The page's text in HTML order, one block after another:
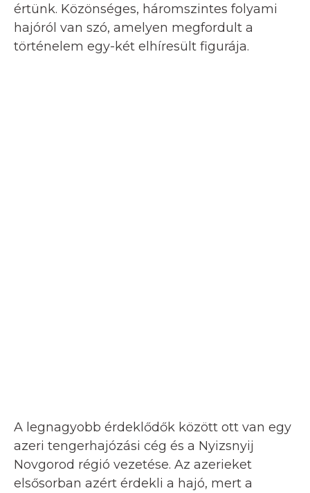
értünk. Közönséges, háromszintes folyami
hajóról van szó, amelyen megfordult a
történelem egy-két elhíresült figurája.
A legnagyobb érdeklődők között ott van egy
azeri tengerhajózási cég és a Nyizsnyij
Novgorod régió vezetése. Az azerieket
elsősorban azért érdekli a hajó, mert a